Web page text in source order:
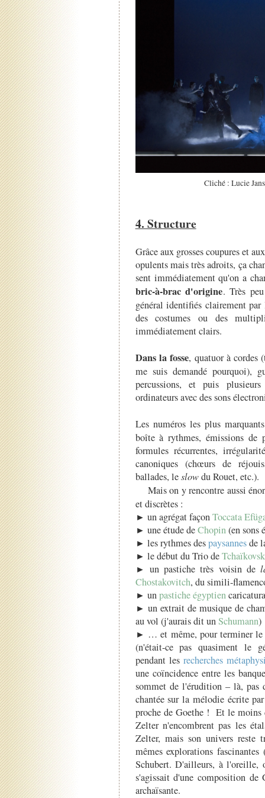
Cliché : Lucie
4. Structure
Grâce aux grosses coupures et
opulents mais très adroits, ça
sent immédiatement qu'on a
bric-à-brac d'origine. Très
général identifiés clairement
des costumes ou des
immédiatement clairs.
Dans la fosse, quatuor à cordes
me suis demandé pourquoi),
percussions, et puis plusieurs
ordinateurs avec des sons
Les numéros les plus
boîte à rythmes, émissions de
formules récurrentes,
canoniques (chœurs de
ballades, leslowdu Rouet, etc.).
Mais on y rencontre aussi
et discrètes :
► un agrégat façonToccata
► une étude deChopin(en sons
► les rythmes despaysannesde
► le début du Trio de
► un pastiche très voisin de
Chostakovitch, du simili-
► unpastiche égyptien
► un extrait de musique de
au vol (j'aurais dit unSchumann)
► … et même, pour terminer le
(n'était-ce pas quasiment le
pendant lesrecherches
une coïncidence entre les
sommet de l'érudition – là,
chantée sur la mélodie écrite
proche de Goethe ! Et le moins
Zelter n'encombrent pas les
Zelter, mais son univers reste
mêmes explorations
Schubert. D'ailleurs, à l'oreille,
s'agissait d'une composition de
archaïsante.